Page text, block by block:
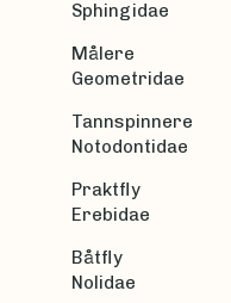
Sphingidae
Målere
Geometridae
Tannspinnere
Notodontidae
Praktfly
Erebidae
Båtfly
Nolidae